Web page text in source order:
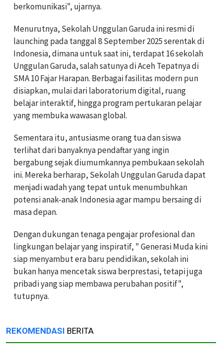
berkomunikasi", ujarnya.
Menurutnya, Sekolah Unggulan Garuda ini resmi di
launching pada tanggal 8 September 2025 serentak di
Indonesia, dimana untuk saat ini, terdapat 16 sekolah
Unggulan Garuda, salah satunya di Aceh Tepatnya di
SMA 10 Fajar Harapan. Berbagai fasilitas modern pun
disiapkan, mulai dari laboratorium digital, ruang
belajar interaktif, hingga program pertukaran pelajar
yang membuka wawasan global.
Sementara itu, antusiasme orang tua dan siswa
terlihat dari banyaknya pendaftar yang ingin
bergabung sejak diumumkannya pembukaan sekolah
ini. Mereka berharap, Sekolah Unggulan Garuda dapat
menjadi wadah yang tepat untuk menumbuhkan
potensi anak-anak Indonesia agar mampu bersaing di
masa depan.
Dengan dukungan tenaga pengajar profesional dan
lingkungan belajar yang inspiratif, " Generasi Muda kini
siap menyambut era baru pendidikan, sekolah ini
bukan hanya mencetak siswa berprestasi, tetapi juga
pribadi yang siap membawa perubahan positif",
tutupnya.
REKOMENDASI BERITA